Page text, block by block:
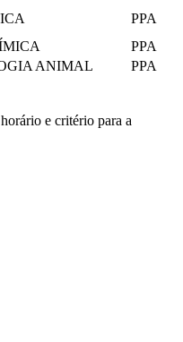
PPA
PPA
ANIMAL PPA
e critério para a